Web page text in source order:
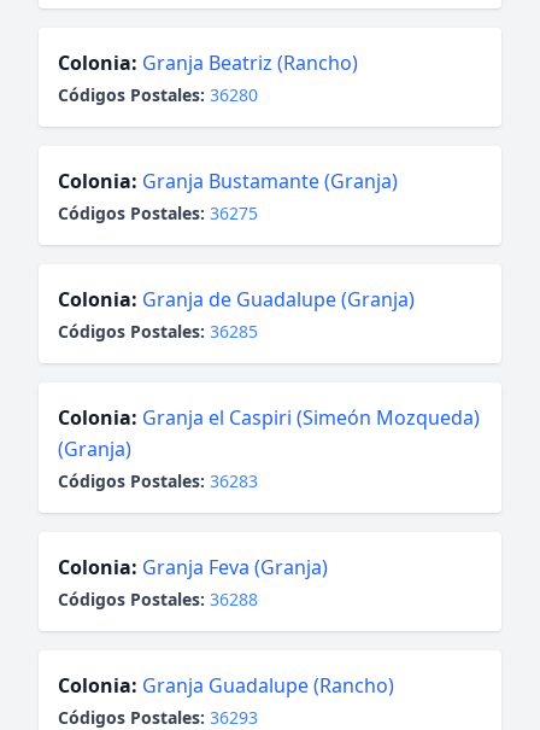
Colonia: Granja Beatriz (Rancho)
Códigos Postales: 36280
Colonia: Granja Bustamante (Granja)
Códigos Postales: 36275
Colonia: Granja de Guadalupe (Granja)
Códigos Postales: 36285
Colonia: Granja el Caspiri (Simeón Mozqueda)
(Granja)
Códigos Postales: 36283
Colonia: Granja Feva (Granja)
Códigos Postales: 36288
Colonia: Granja Guadalupe (Rancho)
Códigos Postales: 36293